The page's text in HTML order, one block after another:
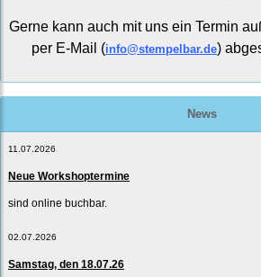
Gerne kann auch mit uns ein Termin
per E-Mail (info@stempelbar.de)
News
11.07.2026
Neue Workshoptermine
sind online buchbar.
02.07.2026
Samstag, den 18.07.26